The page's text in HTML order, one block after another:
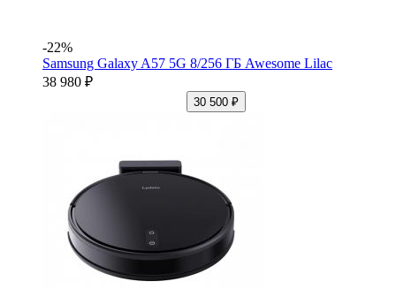
-22%
Samsung Galaxy A57 5G 8/256 ГБ Awesome Lilac
38 980 ₽
30 500 ₽